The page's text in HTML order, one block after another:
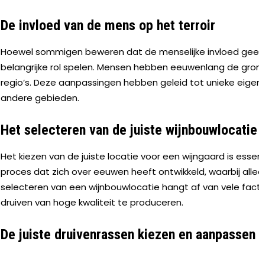
De invloed van de mens op het terroir
Hoewel sommigen beweren dat de menselijke invloed
belangrijke rol spelen. Mensen hebben eeuwenlang de
regio’s. Deze aanpassingen hebben geleid tot unieke
andere gebieden.
Het selecteren van de juiste wijnbouwlocatie
Het kiezen van de juiste locatie voor een wijngaard is
proces dat zich over eeuwen heeft ontwikkeld, waarbij
selecteren van een wijnbouwlocatie hangt af van vele
druiven van hoge kwaliteit te produceren.
De juiste druivenrassen kiezen en aanpassen